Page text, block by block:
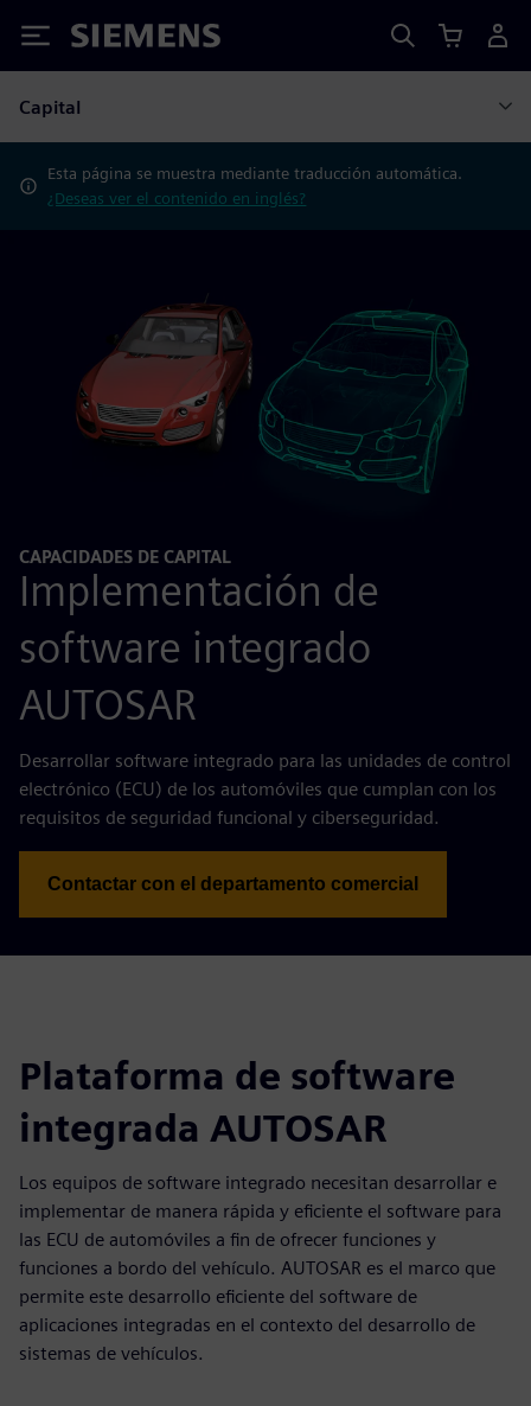
Siemens
Capital
Esta página se muestra mediante traducción automática.
¿Deseas ver el contenido en inglés?
CAPACIDADES DE CAPITAL
Implementación de
software integrado
AUTOSAR
Desarrollar software integrado para las unidades de control
electrónico (ECU) de los automóviles que cumplan con los
requisitos de seguridad funcional y ciberseguridad.
Contactar con el departamento comercial
Plataforma de software
integrada AUTOSAR
Los equipos de software integrado necesitan desarrollar e
implementar de manera rápida y eficiente el software para
las ECU de automóviles a fin de ofrecer funciones y
funciones a bordo del vehículo. AUTOSAR es el marco que
permite este desarrollo eficiente del software de
aplicaciones integradas en el contexto del desarrollo de
sistemas de vehículos.